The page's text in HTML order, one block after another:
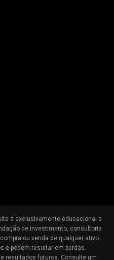
é exclusivamente educacional e
de investimento, consultoria
ou venda de qualquer ativo.
e podem resultar em perdas.
resultados futuros. Consulte um